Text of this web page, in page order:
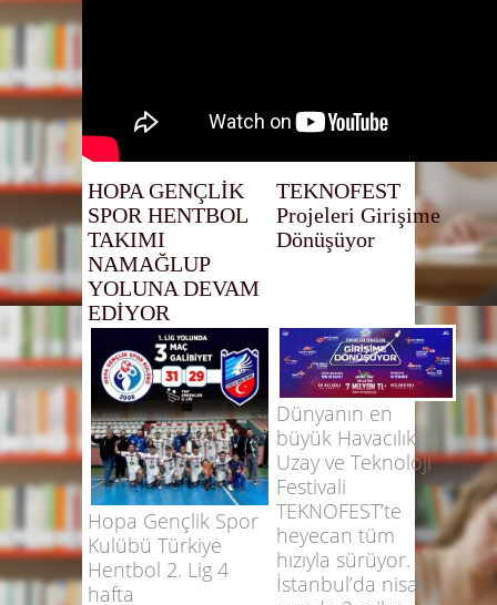
HOPA GENÇLİK
SPOR HENTBOL
TAKIMI
NAMAĞLUP
YOLUNA DEVAM
EDİYOR
TEKNOFEST
Projeleri Girişime
Dönüşüyor
Hopa Gençlik Spor
Kulübü Türkiye
Hentbol 2. Lig 4
hafta
Dünyanın en
büyük Havacılık,
Uzay ve Teknoloji
Festivali
TEKNOFEST’te
heyecan tüm
hızıyla sürüyor.
İstanbul’da nisan